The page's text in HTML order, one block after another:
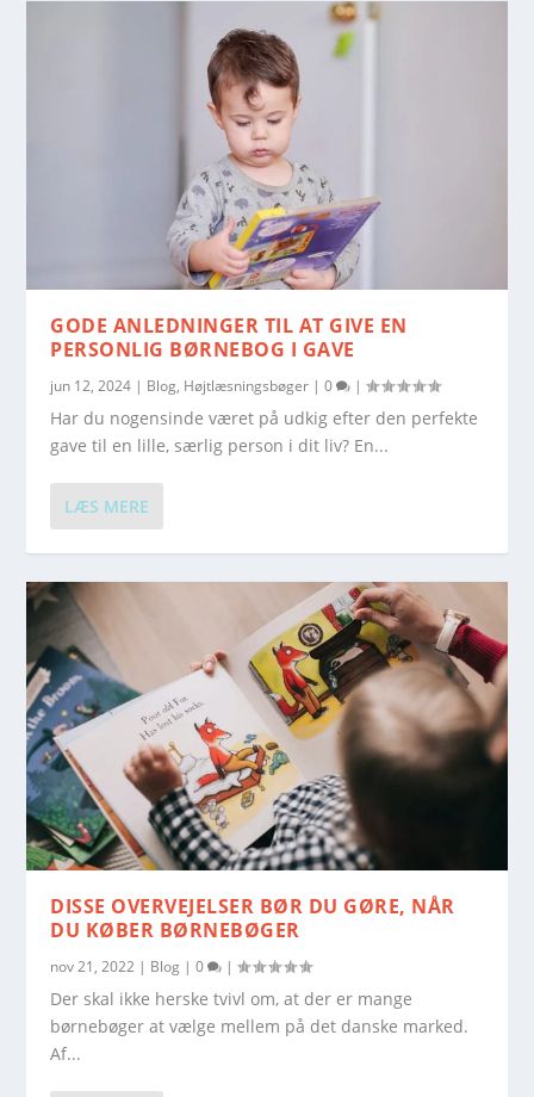
GODE ANLEDNINGER TIL AT GIVE EN
PERSONLIG BØRNEBOG I GAVE
jun 12, 2024 | Blog, Højtlæsningsbøger |0 |
Har du nogensinde været på udkig efter den perfekte
gave til en lille, særlig person i dit liv? En...
LÆS MERE
DISSE OVERVEJELSER BØR DU GØRE, NÅR
DU KØBER BØRNEBØGER
nov 21, 2022 | Blog |0 |
Der skal ikke herske tvivl om, at der er mange
børnebøger at vælge mellem på det danske marked.
Af...